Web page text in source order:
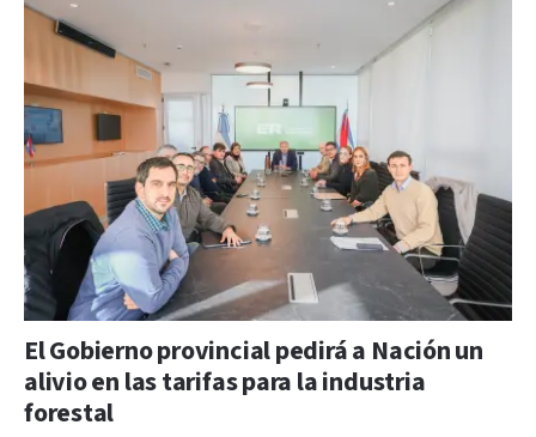
El Gobierno provincial pedirá a Nación un
alivio en las tarifas para la industria
forestal